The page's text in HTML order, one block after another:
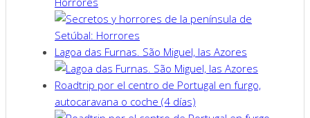
Lagoa das Furnas. São Miguel, las Azores
Roadtrip por el centro de Portugal en furgo,
autocaravana o coche (4 días)